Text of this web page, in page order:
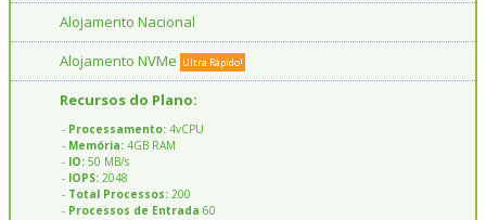
Alojamento Nacional
Alojamento NVMe Ultra Rápido!
Recursos do Plano:
- Processamento: 4vCPU
- Memória: 4GB RAM
- IO: 50 MB/s
- IOPS: 2048
- Total Processos: 200
- Processos de Entrada 60